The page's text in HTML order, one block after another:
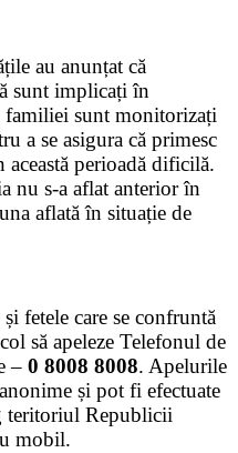
au anunțat că
sunt implicați în
familiei sunt monitorizați
a se asigura că primesc
perioadă dificilă.
nu s-a aflat anterior în
aflată în situație de
fetele care se confruntă
să apeleze Telefonul de
– 0 8008 8008. Apelurile
și pot fi efectuate
teritoriul Republicii
mobil.